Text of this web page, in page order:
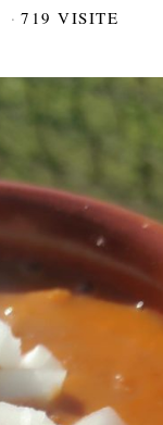
719 VISITE